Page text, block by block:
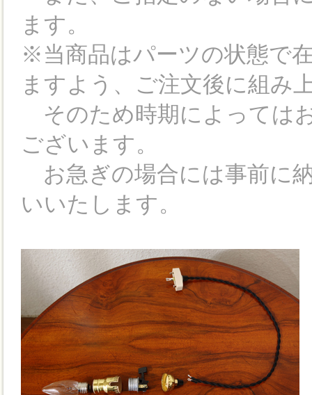
ます。
※当商品はパーツの状態で
ますよう、ご注文後に組み
そのため時期によっては
ございます。
お急ぎの場合には事前に
いいたします。